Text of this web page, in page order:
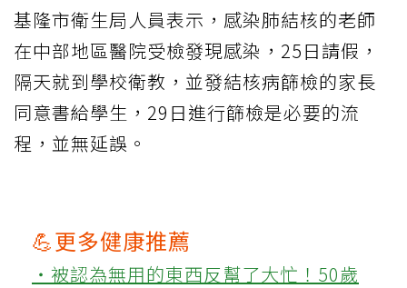
基隆市衛生局人員表示，感染肺結核的老師
在中部地區醫院受檢發現感染，25日請假，
隔天就到學校衛教，並發結核病篩檢的家長
同意書給學生，29日進行篩檢是必要的流
程，並無延誤。
💪更多健康推薦
‧被認為無用的東西反幫了大忙！50歲